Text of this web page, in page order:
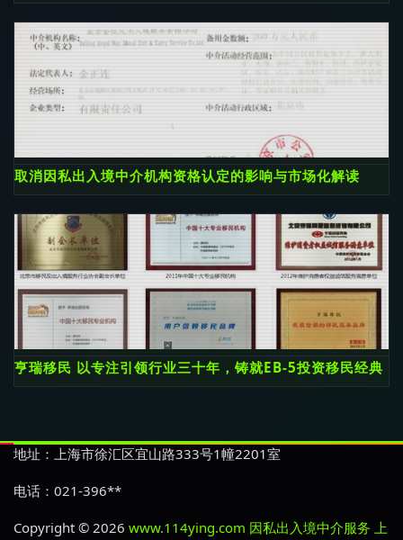
取消因私出入境中介机构资格认定的影响与市场化解读
亨瑞移民 以专注引领行业三十年，铸就EB-5投资移民经典
地址：上海市徐汇区宜山路333号1幢2201室
电话：021-396**
Copyright © 2026 www.114ying.com 因私出入境中介服务 上